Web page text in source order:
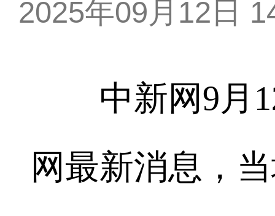
2025年09月12日
中新网9月12
网最新消息，